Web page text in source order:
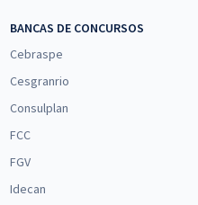
R$36,65
109,96 (-20%)
S.A - Cargo 12: Especialista
- Engenheiro - Subatividade:
BANCAS DE CONCURSOS
Cebraspe
Cesgranrio
Consulplan
FCC
FGV
Idecan